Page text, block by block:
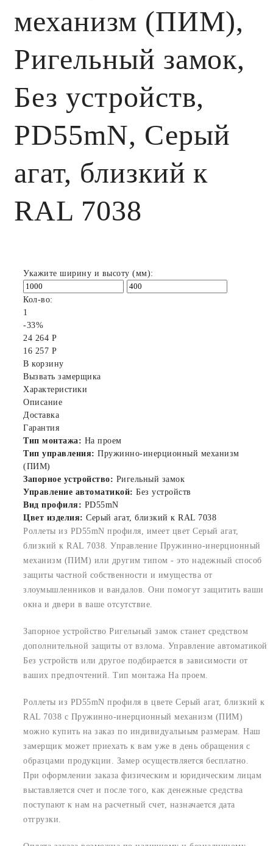
механизм (ПИМ),
Ригельный замок,
Без устройств,
PD55mN, Серый
агат, близкий к
RAL 7038
Укажите ширину и высоту (мм):
Кол-во:
1
-33%
24 264 Р
16 257 Р
В корзину
Вызвать замерщика
Характеристики
Описание
Доставка
Гарантия
Тип монтажа: На проем
Тип управления: Пружинно-инерционный механизм
(ПИМ)
Запорное устройство: Ригельный замок
Управление автоматикой: Без устройств
Вид профиля: PD55mN
Цвет изделия: Серый агат, близкий к RAL 7038
Роллеты из PD55mN профиля, имеет цвет Серый агат,
близкий к RAL 7038. Управление Пружинно-инерционный
механизм (ПИМ) или другим типом - это надежный способ
защиты частной собственности и имущества от
злоумышленников и вандалов. Они помогут защитить ваши
окна и двери в ваше отсутствие.
Запорное устройство Ригельный замок станет средством
дополнительной защиты от взлома. Управление автоматикой
Без устройств или другое подбирается в зависимости от
ваших предпочтений. Тип монтажа На проем.
Роллеты из PD55mN профиля в цвете Серый агат, близкий к
RAL 7038 с Пружинно-инерционный механизм (ПИМ)
можно купить на заказ по индивидуальным размерам. Наш
замерщик может приехать к вам уже в день обращения с
образцами продукции. Замер осуществляется бесплатно.
При оформлении заказа физическим и юридическим лицам
выставляется счет и после того, как денежные средства
поступают к нам на расчетный счет, назначается дата
отгрузки.